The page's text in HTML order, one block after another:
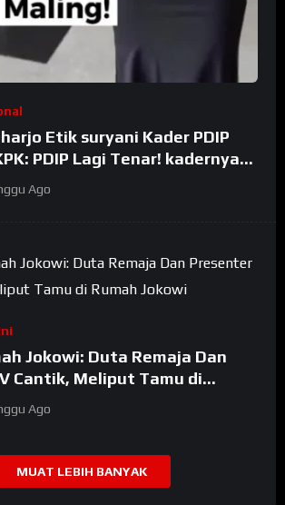
Etik suryani Kader PDIP
PDIP Lagi Tenar! kadernya
Ago
Jokowi: Duta Remaja Dan
Cantik, Meliput Tamu di
Ago
MUAT LEBIH BANYAK